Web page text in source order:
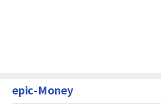
epic-Money